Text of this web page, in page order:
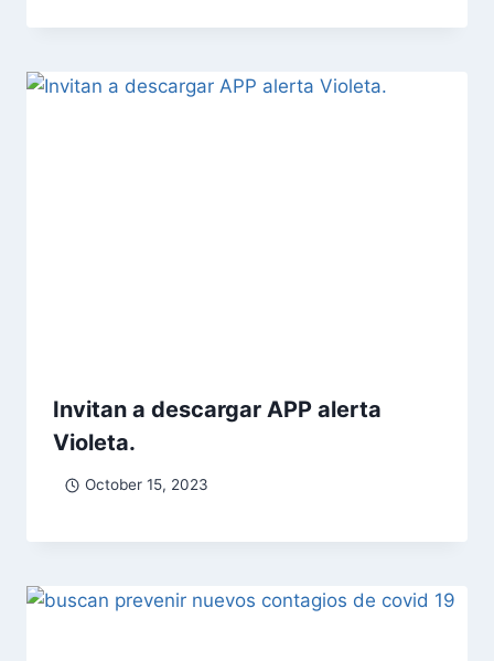
Invitan a descargar APP alerta
Violeta.
October 15, 2023